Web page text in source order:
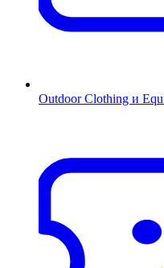
Outdoor Clothing и